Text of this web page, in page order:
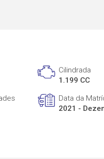
Cilindrada
1.199 CC
Data da
2021 -